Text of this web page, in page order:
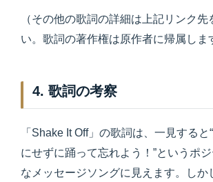
（その他の歌詞の詳細は上記リンク先
い。歌詞の著作権は原作者に帰属しま
4. 歌詞の考察
「Shake It Off」の歌詞は、一見する
にせずに踊って忘れよう！”というポ
なメッセージソングに見えます。しか